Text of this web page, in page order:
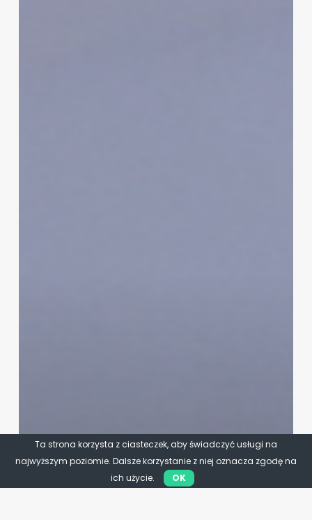
Ta strona korzysta z ciasteczek, aby świadczyć usługi na
najwyższym poziomie. Dalsze korzystanie z niej oznacza zgodę na
ich użycie.
OK